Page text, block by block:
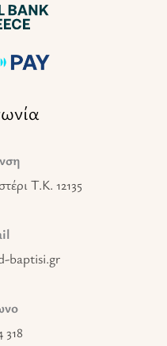
T.K. 12135
baptisi.gr
318